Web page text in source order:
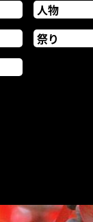
人物
祭り